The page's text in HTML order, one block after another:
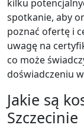
kilku
spotkanie, aby
poznać ofertę i
uwagę na
co może
doświadczeniu
Jakie są
Szczecinie